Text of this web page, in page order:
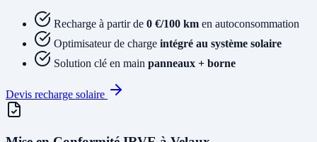
Recharge à partir de 0 €/100 km en autoconsommation
Optimisateur de charge intégré au système solaire
Solution clé en main panneaux + borne
Devis recharge solaire